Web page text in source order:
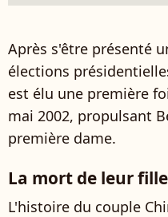
Après s'être présenté
élections
est élu une première
mai 2002, propulsant
première dame.
La mort de leur
L'histoire du couple